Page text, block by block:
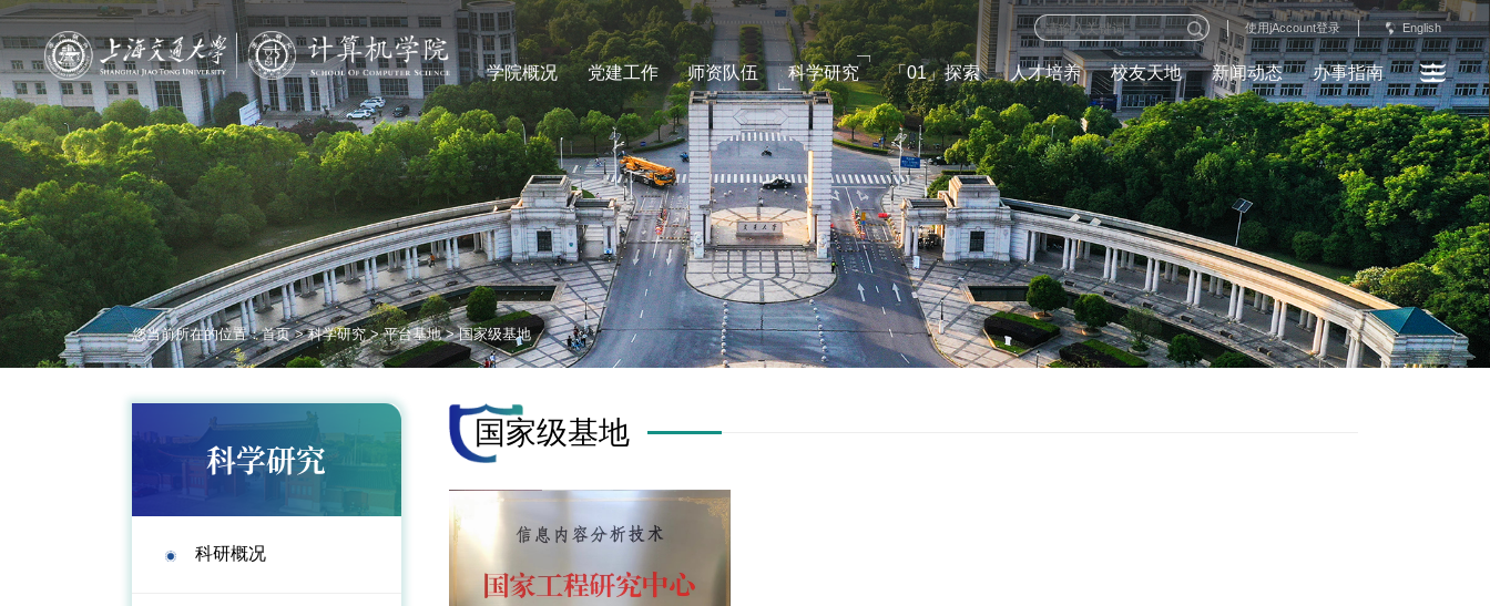
使用jAccount登录 English
学院概况 党建工作 师资队伍 科学研究 「01」探索 人才培养 校友天地 新闻动态 办事指南
您当前所在的位置：首页>科学研究>平台基地>国家级基地
科学研究
科研概况
国家级基地